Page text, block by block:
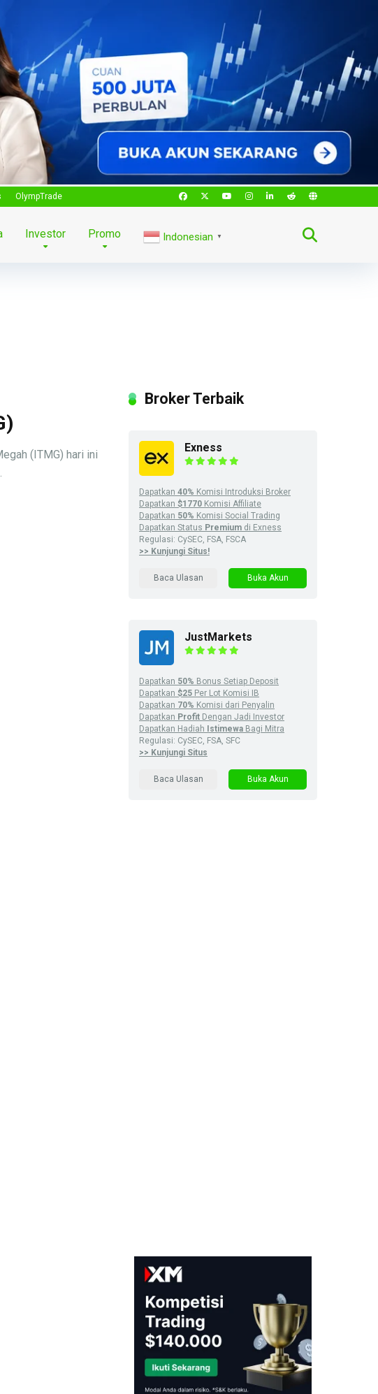
OlympTrade
Investor Promo Indonesian ▼
(ITMG) hari ini
Broker Terbaik
Exness
Dapatkan 40% Komisi Introduksi Broker
Dapatkan $1770 Komisi Affiliate
Dapatkan 50% Komisi Social Trading
Dapatkan Status Premium di Exness
Regulasi: CySEC, FSA, FSCA
>> Kunjungi Situs!
Baca Ulasan Buka Akun
JustMarkets
Dapatkan 50% Bonus Setiap Deposit
Dapatkan $25 Per Lot Komisi IB
Dapatkan 70% Komisi dari Penyalin
Dapatkan Profit Dengan Jadi Investor
Dapatkan Hadiah Istimewa Bagi Mitra
Regulasi: CySEC, FSA, SFC
>> Kunjungi Situs
Baca Ulasan Buka Akun